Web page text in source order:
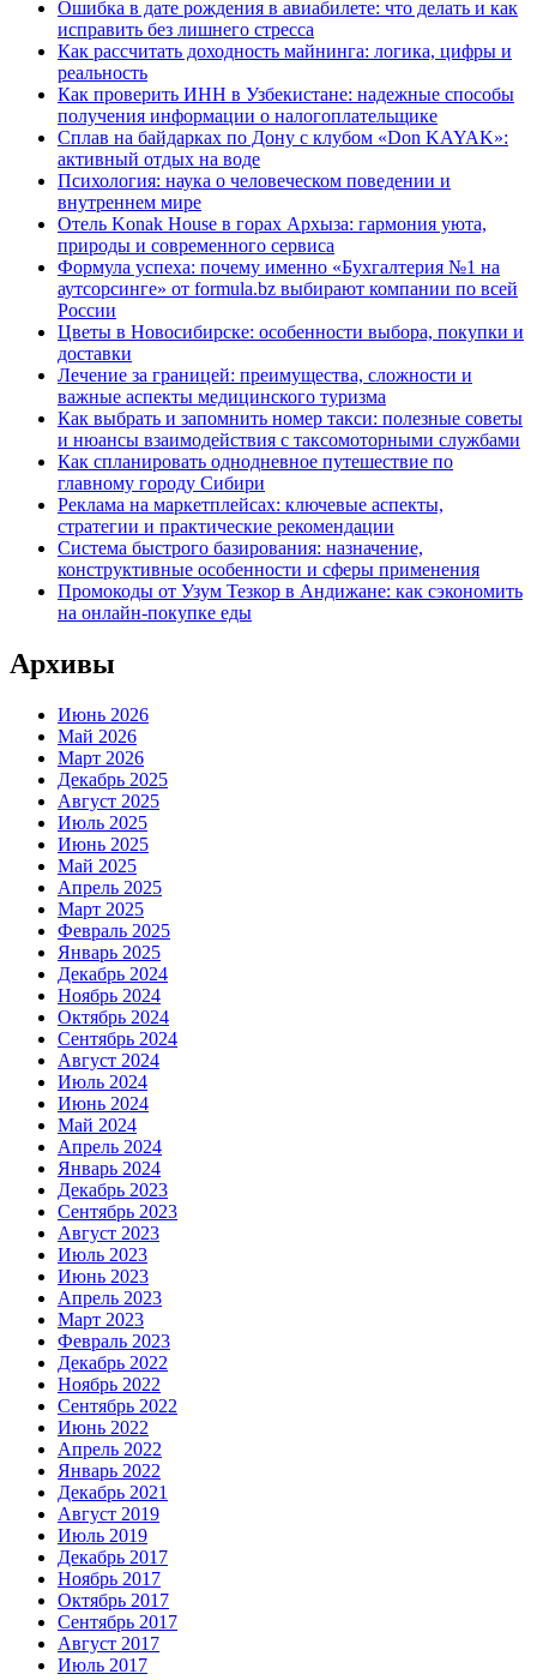
Ошибка в дате рождения в авиабилете: что делать и как
исправить без лишнего стресса
Как рассчитать доходность майнинга: логика, цифры и
реальность
Как проверить ИНН в Узбекистане: надежные способы
получения информации о налогоплательщике
Сплав на байдарках по Дону с клубом «Don KAYAK»:
активный отдых на воде
Психология: наука о человеческом поведении и
внутреннем мире
Отель Konak House в горах Архыза: гармония уюта,
природы и современного сервиса
Формула успеха: почему именно «Бухгалтерия №1 на
аутсорсинге» от formula.bz выбирают компании по всей
России
Цветы в Новосибирске: особенности выбора, покупки и
доставки
Лечение за границей: преимущества, сложности и
важные аспекты медицинского туризма
Как выбрать и запомнить номер такси: полезные советы
и нюансы взаимодействия с таксомоторными службами
Как спланировать однодневное путешествие по
главному городу Сибири
Реклама на маркетплейсах: ключевые аспекты,
стратегии и практические рекомендации
Система быстрого базирования: назначение,
конструктивные особенности и сферы применения
Промокоды от Узум Тезкор в Андижане: как сэкономить
на онлайн-покупке еды
Архивы
Июнь 2026
Май 2026
Март 2026
Декабрь 2025
Август 2025
Июль 2025
Июнь 2025
Май 2025
Апрель 2025
Март 2025
Февраль 2025
Январь 2025
Декабрь 2024
Ноябрь 2024
Октябрь 2024
Сентябрь 2024
Август 2024
Июль 2024
Июнь 2024
Май 2024
Апрель 2024
Январь 2024
Декабрь 2023
Сентябрь 2023
Август 2023
Июль 2023
Июнь 2023
Апрель 2023
Март 2023
Февраль 2023
Декабрь 2022
Ноябрь 2022
Сентябрь 2022
Июнь 2022
Апрель 2022
Январь 2022
Декабрь 2021
Август 2019
Июль 2019
Декабрь 2017
Ноябрь 2017
Октябрь 2017
Сентябрь 2017
Август 2017
Июль 2017